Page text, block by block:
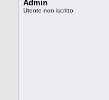
Admin
Utente non iscritto